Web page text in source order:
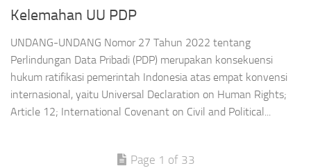
Kelemahan UU PDP
UNDANG-UNDANG Nomor 27 Tahun 2022 tentang
Perlindungan Data Pribadi (PDP) merupakan konsekuensi
hukum ratifikasi pemerintah Indonesia atas empat konvensi
internasional, yaitu Universal Declaration on Human Rights;
Article 12; International Covenant on Civil and Political...
Page 1 of 33